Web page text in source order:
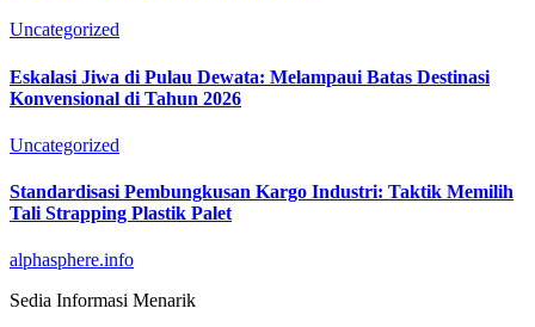
Uncategorized
Eskalasi Jiwa di Pulau Dewata: Melampaui Batas Destinasi
Konvensional di Tahun 2026
Uncategorized
Standardisasi Pembungkusan Kargo Industri: Taktik Memilih
Tali Strapping Plastik Palet
alphasphere.info
Sedia Informasi Menarik